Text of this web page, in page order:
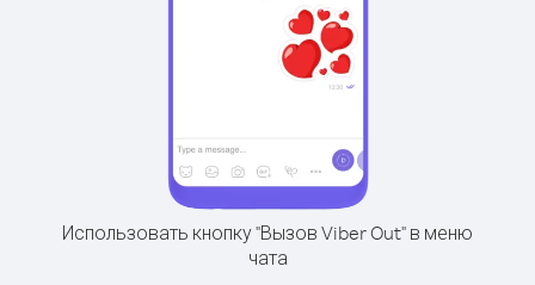
Использовать кнопку "Вызов Viber Out" в меню
чата